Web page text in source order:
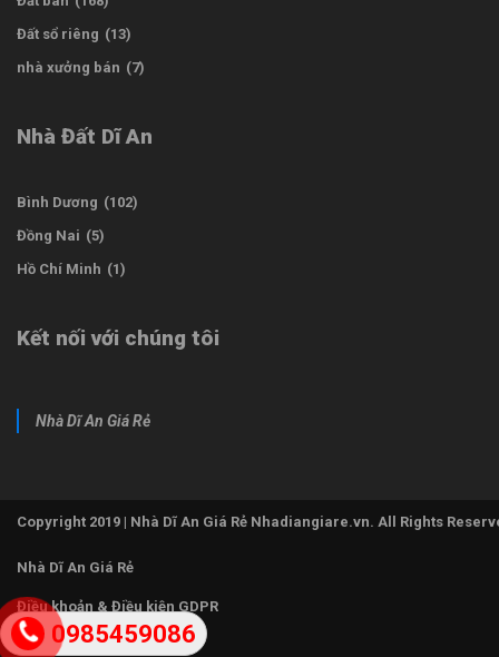
Đất sổ riêng (13)
nhà xưởng bán (7)
Nhà Đất Dĩ An
Bình Dương (102)
Đồng Nai (5)
Hồ Chí Minh (1)
Kết nối với chúng tôi
Nhà Dĩ An Giá Rẻ
Copyright 2019 | Nhà Dĩ An Giá Rẻ Nhadiangiare.vn. All Rights
Nhà Dĩ An Giá Rẻ
Điều khoản & Điều kiện GDPR
Liên hệ0985459086